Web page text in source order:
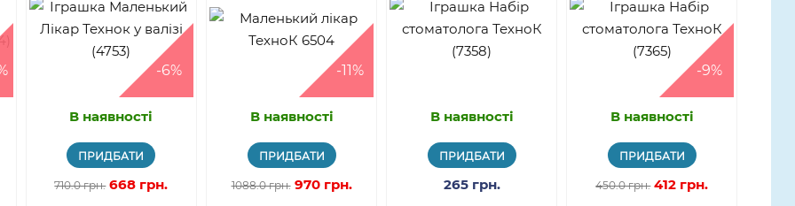
-6%
В наявності
ПРИДБАТИ
710.0 грн. 668 грн.
-11%
В наявності
ПРИДБАТИ
1088.0 грн. 970 грн.
В наявності
ПРИДБАТИ
265 грн.
-9%
В наявності
ПРИДБАТИ
450.0 грн. 412 грн.